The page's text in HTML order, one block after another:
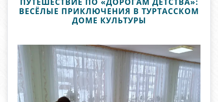
ВЕСЁЛЫЕ ПРИКЛЮЧЕНИЯ В ТУРТАССКОМ
ДОМЕ КУЛЬТУРЫ